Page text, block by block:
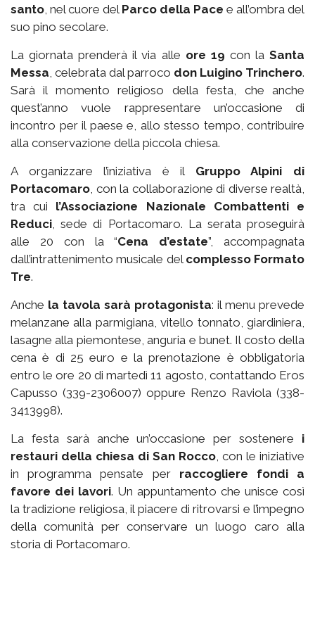
santo, nel cuore del Parco della Pace e all’ombra del
suo pino secolare.
La giornata prenderà il via alle ore 19 con laSanta
Messa, celebrata dal parroco don Luigino Trinchero.
Sarà il momento religioso della festa, che anche
quest’anno vuole rappresentare un’occasione di
incontro per il paese e, allo stesso tempo, contribuire
alla conservazione della piccola chiesa.
A organizzare l’iniziativa è il Gruppo Alpini di
Portacomaro, con la collaborazione di diverse realtà,
tra cui l’Associazione Nazionale Combattenti e
Reduci, sede di Portacomaro. La serata proseguirà
alle 20 con la “Cena d’estate”, accompagnata
dall’intrattenimento musicale del complesso Formato
Tre.
Anche la tavola sarà protagonista: il menu prevede
melanzane alla parmigiana, vitello tonnato, giardiniera,
lasagne alla piemontese, anguria e bunet. Il costo della
cena è di 25 euro e la prenotazione è obbligatoria
entro le ore 20 di martedì 11 agosto, contattando Eros
Capusso (339-2306007) oppure Renzo Raviola (338-
3413998).
La festa sarà anche un’occasione per sostenere i
restauri della chiesa di San Rocco, con le iniziative
in programma pensate per raccogliere fondi a
favore dei lavori. Un appuntamento che unisce così
la tradizione religiosa, il piacere di ritrovarsi e l’impegno
della comunità per conservare un luogo caro alla
storia di Portacomaro.